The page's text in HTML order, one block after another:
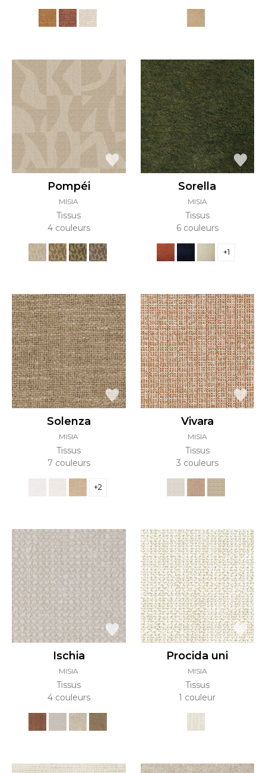
Pompéi
MISIA
Tissus
4 couleurs
Sorella
MISIA
Tissus
6 couleurs
+1
Solenza
MISIA
Tissus
7 couleurs
+2
Vivara
MISIA
Tissus
3 couleurs
Ischia
MISIA
Tissus
4 couleurs
Procida uni
MISIA
Tissus
1 couleur